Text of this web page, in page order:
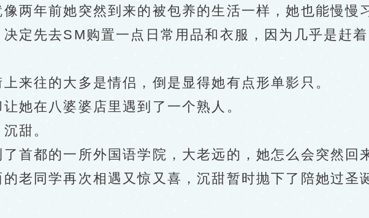
年前她突然到来的被包养的生活一样，她也能慢慢
先去SM购置一点日常用品和衣服，因为几乎是赶着
往的大多是情侣，倒是显得她有点形单影只。
在八婆婆店里遇到了一个熟人。
甜。
都的一所外国语学院，大老远的，她怎么会突然回
同学再次相遇又惊又喜，沉甜暂时抛下了陪她过圣